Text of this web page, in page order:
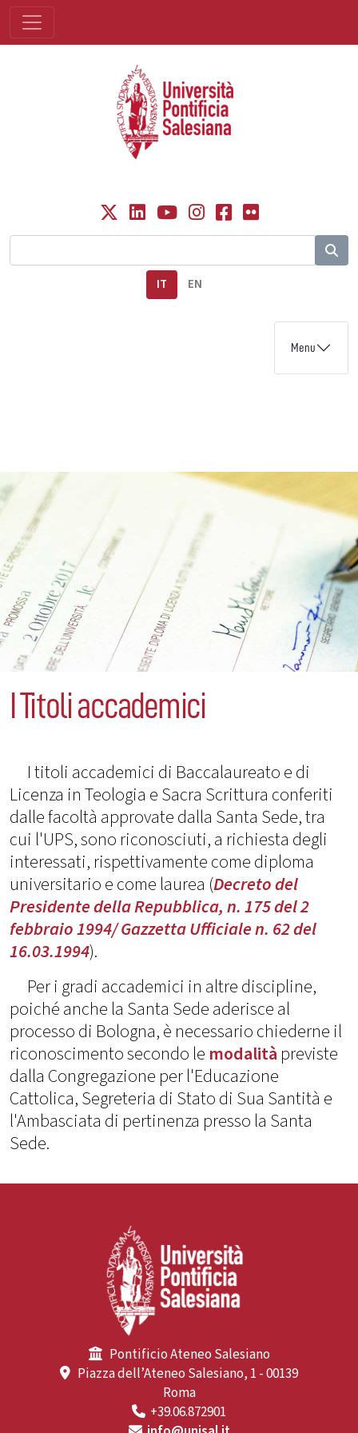
IT EN
Menu
I Titoli accademici
I titoli accademici di Baccalaureato e di
Licenza in Teologia e Sacra Scrittura conferiti
dalle facoltà approvate dalla Santa Sede, tra
cui l'UPS, sono riconosciuti, a richiesta degli
interessati, rispettivamente come diploma
universitario e come laurea (Decreto del
Presidente della Repubblica, n. 175 del 2
febbraio 1994/ Gazzetta Ufficiale n. 62 del
16.03.1994).
Per i gradi accademici in altre discipline,
poiché anche la Santa Sede aderisce al
processo di Bologna, è necessario chiederne il
riconoscimento secondo le modalità previste
dalla Congregazione per l'Educazione
Cattolica, Segreteria di Stato di Sua Santità e
l'Ambasciata di pertinenza presso la Santa
Sede.
Pontificio Ateneo Salesiano
Piazza dell’Ateneo Salesiano, 1 - 00139
Roma
+39.06.872901